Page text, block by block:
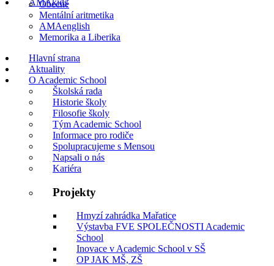
AMAkids
Obecné
Mentální aritmetika
AMAenglish
Memorika a Liberika
Hlavní strana
Aktuality
O Academic School
Školská rada
Historie školy
Filosofie školy
Tým Academic School
Informace pro rodiče
Spolupracujeme s Mensou
Napsali o nás
Kariéra
Projekty
Hmyzí zahrádka Mařatice
Výstavba FVE SPOLEČNOSTI Academic
School
Inovace v Academic School v SŠ
OP JAK MŠ, ZŠ